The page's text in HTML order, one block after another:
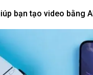
bạn tạo video bằng AI